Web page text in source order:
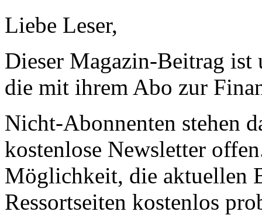
Liebe Leser,
Dieser Magazin-Beitrag ist
die mit ihrem Abo zur
Nicht-Abonnenten stehen
kostenlose Newsletter
Möglichkeit, die aktuellen
Ressortseiten kostenlos